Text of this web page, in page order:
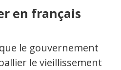
en français
le gouvernement
le vieillissement